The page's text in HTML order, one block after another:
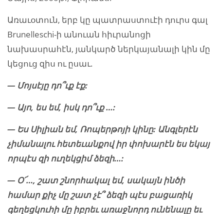
Առաւօտուն, երբ կը պատրաստուէի դուրս գալ
Brunelleschi-ի անուան հիւրանոցի
նախասրահէն, յանկարծ ներկայանալի կին մը
կեցուց զիս ու ըսաւ.
— Մոյսէյը դո՞ւք էք:
— Այո, ես եմ, իսկ դո՞ւք …:
— Ես Սիլիան եմ, Ռոպերթոյի կինը: Անգլերէն
չիմանալու հետեւանքով իր փոխարէն ես եկայ
որպէս զի ուղեկցիմ ձեզի…:
— Օ՜…, շատ շնորհակալ եմ, սակայն ինծի
համար քիչ մը շատ չէ՞ ձեզի պէս բացառիկ
գեղեցկուհի մը իբրեւ առաջնորդ ունենալը եւ